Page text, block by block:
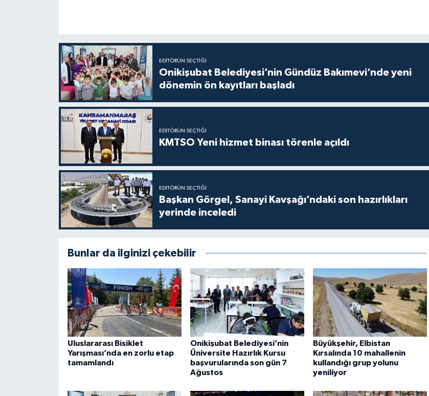
EDITÖRÜN SEÇTIĞI
Onikişubat Belediyesi’nin Gündüz Bakımevi’nde yeni
dönemin ön kayıtları başladı
EDITÖRÜN SEÇTIĞI
KMTSO Yeni hizmet binası törenle açıldı
EDITÖRÜN SEÇTIĞI
Başkan Görgel, Sanayi Kavşağı’ndaki son hazırlıkları
yerinde inceledi
Bunlar da ilginizi çekebilir
Uluslararası Bisiklet
Yarışması’nda en zorlu etap
tamamlandı
Onikişubat Belediyesi’nin
Üniversite Hazırlık Kursu
başvurularında son gün 7
Ağustos
Büyükşehir, Elbistan
Kırsalında 10 mahallenin
kullandığı grup yolunu
yeniliyor